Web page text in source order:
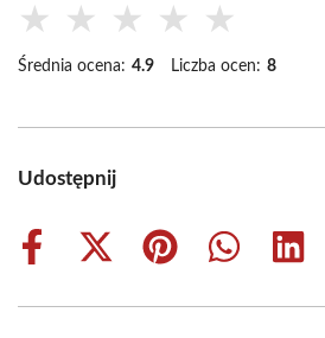
★ ★ ★ ★ ★
Średnia ocena: 4.9 Liczba ocen: 8
Udostępnij
Share
Share
(Twitter)
Share
Share
Share